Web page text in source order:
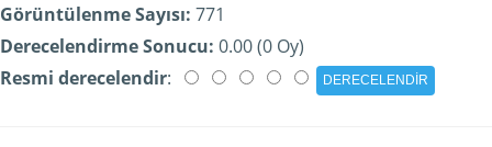
Görüntülenme Sayısı: 771
Derecelendirme Sonucu: 0.00 (0 Oy)
Resmi derecelendir: